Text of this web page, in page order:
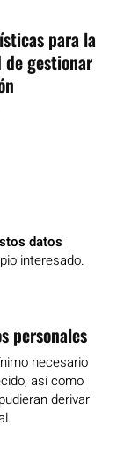
para la
gestionar
datos
interesado.
personales
necesario
así como
derivar